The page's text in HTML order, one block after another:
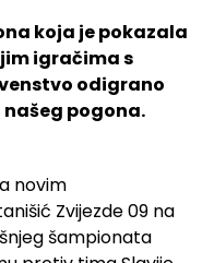
koja je pokazala
igračima s
odigrano
pogona.
novim
Zvijezde 09 na
šampionata